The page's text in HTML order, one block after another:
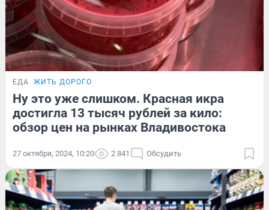
ЕДА ЖИТЬ ДОРОГО
Ну это уже слишком. Красная икра
достигла 13 тысяч рублей за кило:
обзор цен на рынках Владивостока
27 октября, 2024, 10:20 2 841 Обсудить